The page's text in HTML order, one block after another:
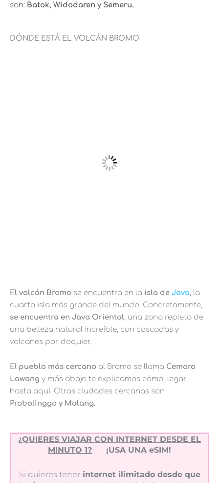
son: Batok, Widodaren y Semeru.
DÓNDE ESTÁ EL VOLCÁN BROMO
El volcán Bromo se encuentra en la isla de Java, la
cuarta isla más grande del mundo. Concretamente,
se encuentra en Java Oriental, una zona repleta de
una belleza natural increíble, con cascadas y
volcanes por doquier.
El pueblo más cercano al Bromo se llama Cemoro
Lawang y más abajo te explicamos cómo llegar
hasta aquí. Otras ciudades cercanas son
Probolinggo y Malang.
¿QUIERES VIAJAR CON INTERNET DESDE EL
MINUTO 1?
¡USA UNA eSIM!
Si quieres tenerinternet ilimitado desde que